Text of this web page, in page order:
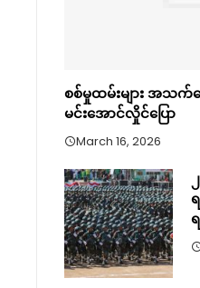
စစ်မှုထမ်းများ အသက်
မင်းအောင်လှိုင်ပြော
March 16, 2026